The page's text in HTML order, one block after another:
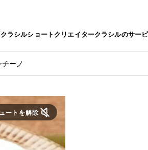
クラシルショートクリエイタークラシルのサー
ーノ
ートを解除